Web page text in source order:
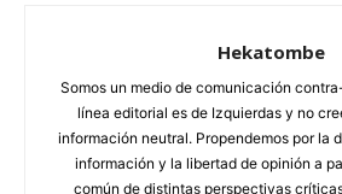
Hekatombe
Somos un medio de comunicación
línea editorial es de Izquierdas y no
información neutral. Propendemos por la
información y la libertad de opinión a
común de distintas perspectivas